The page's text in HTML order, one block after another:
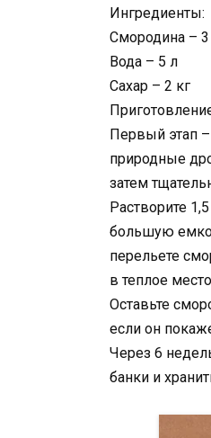
Ингредиенты:
Смородина – 3
Вода – 5 л
Сахар – 2 кг
Первый этап
природные
затем
Растворите
большую
перельете
в теплое
Оставьте
если он
Через 6
банки и